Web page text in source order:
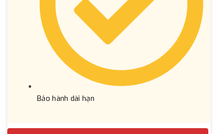
Bảo hành dài hạn